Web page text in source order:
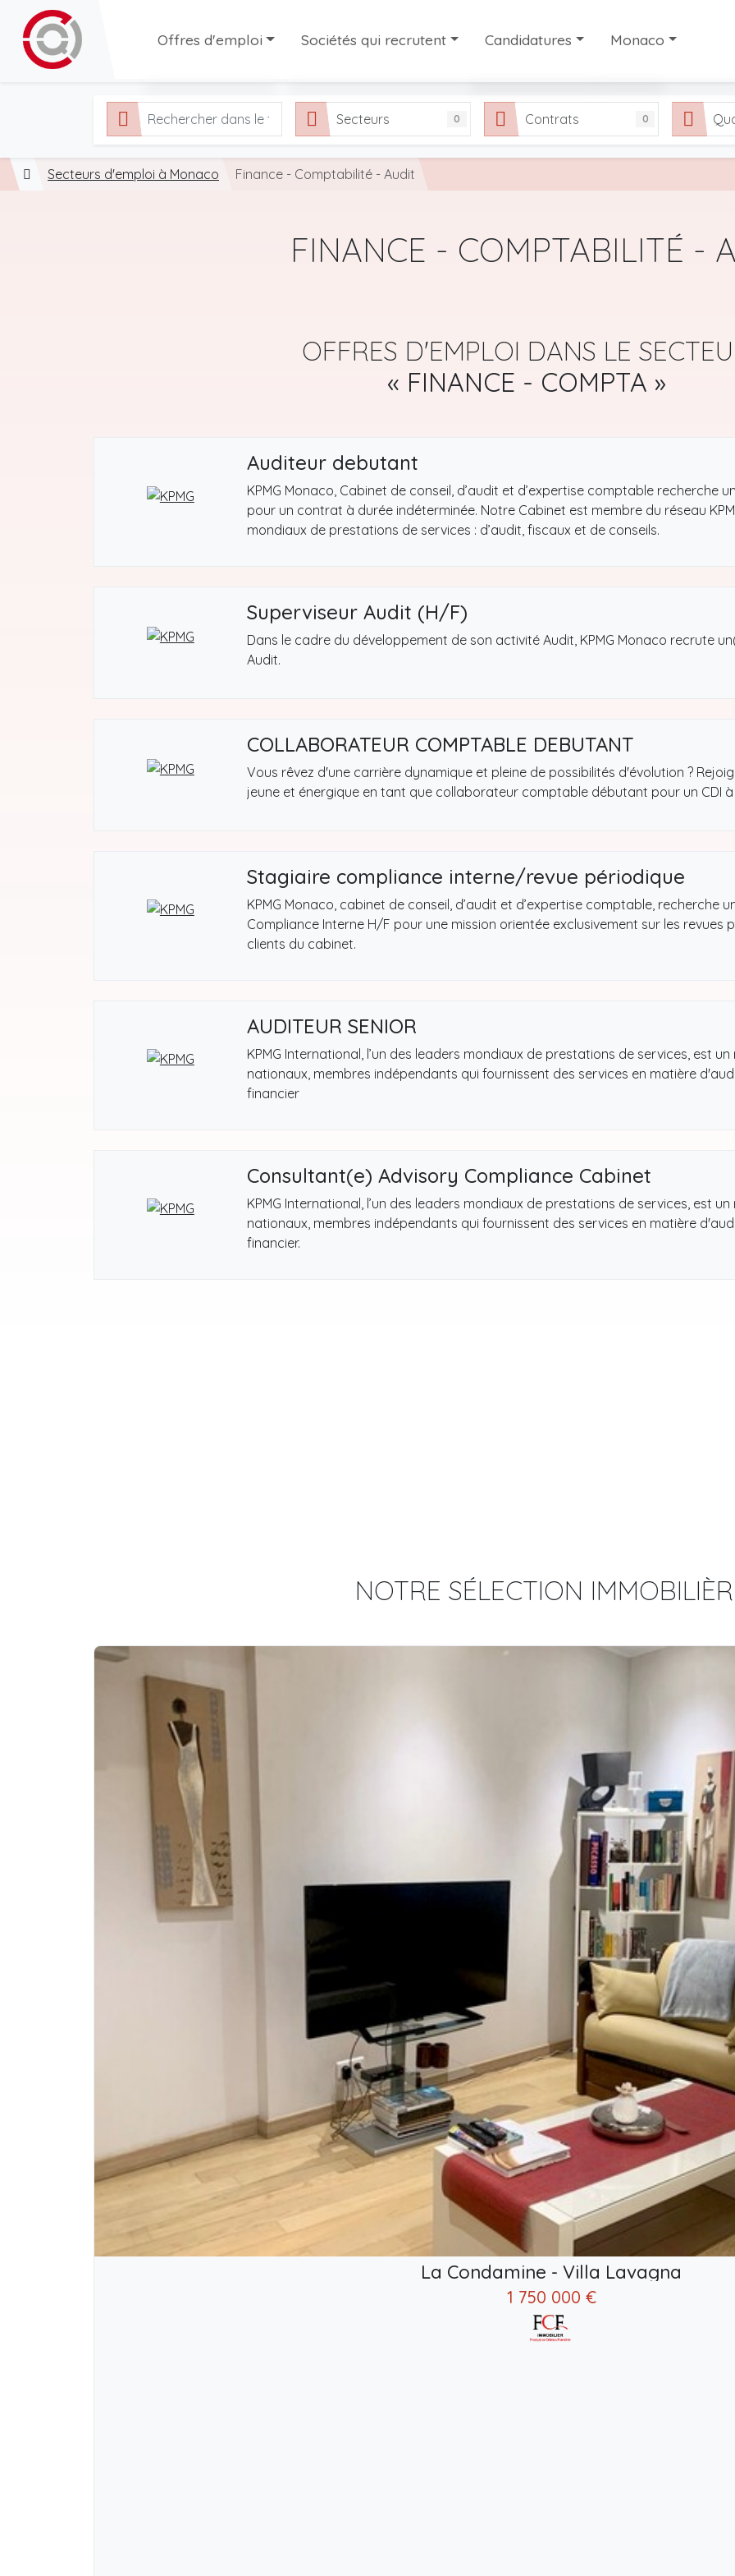
Offres d'emploi
Offres en CDI
Offres en CDD
Sociétés qui recrutent
Agences d'interim et de recrutement à Monaco
Candidatures
Partager votre candidature
Monaco
Notre sélection de
Secteurs 0 Contrats 0
Secteurs d'emploi à Monaco Finance - Comptabilité - Audit
FINANCE - COMPTABILITÉ -
OFFRES D'EMPLOI DANS LE
« FINANCE - COMPTA »
Auditeur debutant
KPMG Monaco, Cabinet de conseil, d’audit et d’expertise comptable recherche
pour un contrat à durée indéterminée. Notre Cabinet est membre du réseau
mondiaux de prestations de services : d’audit, fiscaux et de conseils.
Superviseur Audit (H/F)
Dans le cadre du développement de son activité Audit, KPMG Monaco recrute
Audit.
COLLABORATEUR COMPTABLE DEBUTANT
Vous rêvez d'une carrière dynamique et pleine de possibilités d'évolution ?
jeune et énergique en tant que collaborateur comptable débutant pour un CDI
Stagiaire compliance interne/revue périodique
KPMG Monaco, cabinet de conseil, d’audit et d’expertise comptable, recherche
Compliance Interne H/F pour une mission orientée exclusivement sur les revues
clients du cabinet.
AUDITEUR SENIOR
KPMG International, l’un des leaders mondiaux de prestations de services, est
nationaux, membres indépendants qui fournissent des services en matière
financier
Consultant(e) Advisory Compliance Cabinet
KPMG International, l’un des leaders mondiaux de prestations de services, est
nationaux, membres indépendants qui fournissent des services en matière
financier.
NOTRE SÉLECTION
La Condamine - Villa Lavagna
1 750 000 €